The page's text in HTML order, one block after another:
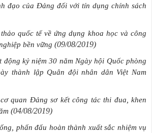
đạo của Đảng đối với tín dụng chính sách
quốc tế về ứng dụng khoa học và công
bền vững (09/08/2019)
động kỷ niệm 30 năm Ngày hội Quốc phòng
thành lập Quân đội nhân dân Việt Nam
quan Đảng sơ kết công tác thi đua, khen
(04/08/2019)
phấn đấu hoàn thành xuất sắc nhiệm vụ